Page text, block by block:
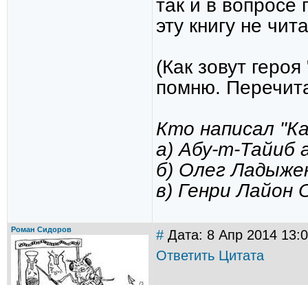
так и в
эту книгу не
(Как зовут
помню.
Кто написал
а) Абу-т-Тайиб
б) Олег
в) Генри Лайон
Роман Сидоров # Дата: 8 Апр 2014
Ответить Цитата